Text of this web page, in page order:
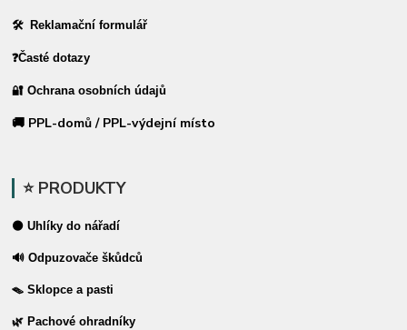
🛠 Reklamační formulář
❓Časté dotazy
🔐 Ochrana osobních údajů
🚚 PPL-domů / PPL-výdejní místo
⭐ PRODUKTY
⚫ Uhlíky do nářadí
🔊 Odpuzovače škůdců
🪤 Sklopce a pasti
🌿 Pachové ohradníky